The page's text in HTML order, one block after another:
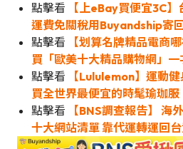
點擊看
【上eBay買便宜3C
運費免關稅用Buyandship寄
點擊看
【划算名牌精品電商
買「歐美十大精品購物網」一
點擊看
【Lululemon】運動
買全世界最便宜的時髦瑜珈
點擊看
【BNS調查報告】 海
十大網站清單 靠代運轉運回